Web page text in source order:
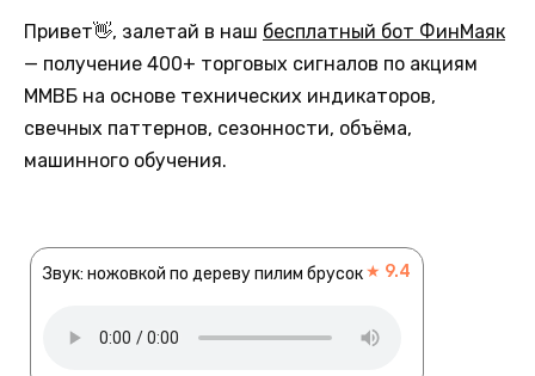
Привет👋, залетай в наш бесплатный бот ФинМаяк
— получение 400+ торговых сигналов по акциям
ММВБ на основе технических индикаторов,
свечных паттернов, сезонности, объёма,
машинного обучения.
Звук: ножовкой по дереву пилим брусок★ 9.4